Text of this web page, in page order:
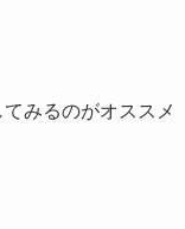
みるのがオススメ